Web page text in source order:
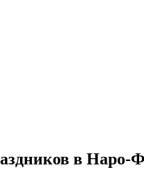
в Наро-